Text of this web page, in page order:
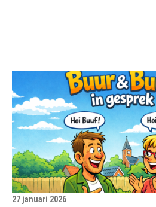
27 januari 2026